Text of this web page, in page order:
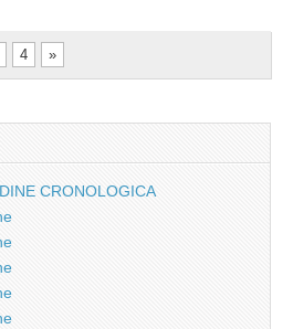
4 »
CRONOLOGICA